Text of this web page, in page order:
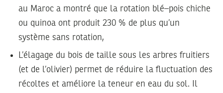
au Maroc a montré que la rotation blé–pois chiche
ou quinoa ont produit 230 % de plus qu’un
système sans rotation,
L’élagage du bois de taille sous les arbres fruitiers
(et de l’olivier) permet de réduire la fluctuation des
récoltes et améliore la teneur en eau du sol. Il